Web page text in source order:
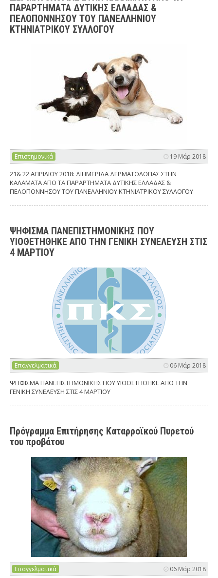
ΠΑΡΑΡΤΗΜΑΤΑ ΔΥΤΙΚΗΣ ΕΛΛΑΔΑΣ &
ΠΕΛΟΠΟΝΝΗΣΟΥ ΤΟΥ ΠΑΝΕΛΛΗΝΙΟΥ
ΚΤΗΝΙΑΤΡΙΚΟΥ ΣΥΛΛΟΓΟΥ
Επιστημονικά 19 Μάρ 2018
21& 22 ΑΠΡΙΛΙΟΥ 2018: ΔΙΗΜΕΡΙΔΑ ΔΕΡΜΑΤΟΛΟΓΙΑΣ ΣΤΗΝ
ΚΑΛΑΜΑΤΑ ΑΠΟ ΤΑ ΠΑΡΑΡΤΗΜΑΤΑ ΔΥΤΙΚΗΣ ΕΛΛΑΔΑΣ &
ΠΕΛΟΠΟΝΝΗΣΟΥ ΤΟΥ ΠΑΝΕΛΛΗΝΙΟΥ ΚΤΗΝΙΑΤΡΙΚΟΥ ΣΥΛΛΟΓΟΥ
ΨΗΦΙΣΜΑ ΠΑΝΕΠΙΣΤΗΜΟΝΙΚΗΣ ΠΟΥ
ΥΙΟΘΕΤΗΘΗΚΕ ΑΠΟ ΤΗΝ ΓΕΝΙΚΗ ΣΥΝΕΛΕΥΣΗ ΣΤΙΣ
4 ΜΑΡΤΙΟΥ
Επαγγελματικά 06 Μάρ 2018
ΨΗΦΙΣΜΑ ΠΑΝΕΠΙΣΤΗΜΟΝΙΚΗΣ ΠΟΥ ΥΙΟΘΕΤΗΘΗΚΕ ΑΠΟ ΤΗΝ
ΓΕΝΙΚΗ ΣΥΝΕΛΕΥΣΗ ΣΤΙΣ 4 ΜΑΡΤΙΟΥ
Πρόγραμμα Επιτήρησης Καταρροϊκού Πυρετού
του προβάτου
Επαγγελματικά 06 Μάρ 2018